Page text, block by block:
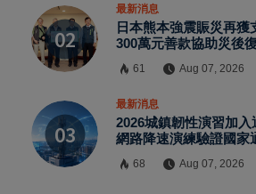
最新消息
日本熊本強震賑災再
300萬元善款協助災後
61 Aug 07, 2026
最新消息
2026城鎮韌性演習加
網路降速演練驗證國家
68 Aug 07, 2026